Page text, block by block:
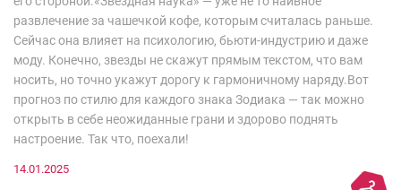
развлечение за чашечкой кофе, которым считалась раньше.
Сейчас она влияет на психологию, бьюти-индустрию и даже
моду. Конечно, звезды не скажут прямым текстом, что вам
носить, но точно укажут дорогу к гармоничному наряду.Вот
прогноз по стилю для каждого знака Зодиака — так можно
открыть в себе неожиданные грани и здорово поднять
настроение. Так что, поехали!
14.01.2025